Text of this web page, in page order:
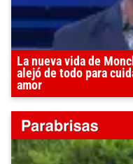
La nueva vida de
alejó de todo para
amor